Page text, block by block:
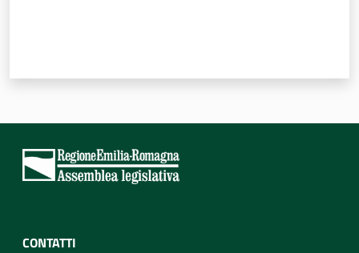
Assemblea
Assemblea
CONTATTI